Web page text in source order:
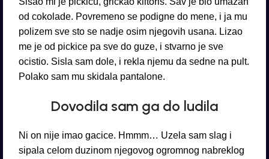
od cokolade. Povremeno se podigne do mene, i ja mu
polizem sve sto se nadje osim njegovih usana. Lizao
me je od pickice pa sve do guze, i stvarno je sve
ocistio. Sisla sam dole, i rekla njemu da sedne na pult.
Polako sam mu skidala pantalone.
Dovodila sam ga do ludila
Ni on nije imao gacice. Hmmm… Uzela sam slag i
sipala celom duzinom njegovog ogromnog nabreklog